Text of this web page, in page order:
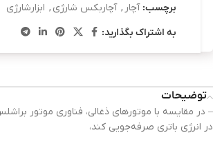
برچسب: آچار , آچاربکس شارژی , ابزارشارژی
به اشتراک بگذارید:
توضیحات
– در مقایسه با موتورهای ذغالی، فناوری موتور
در انرژی باتری صرفه‌جویی کند،